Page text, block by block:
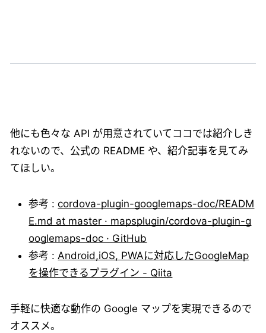
他にも色々な API が用意されていてココでは紹介しき
れないので、公式の README や、紹介記事を見てみ
てほしい。
参考 :cordova-plugin-googlemaps-doc/READM
E.md at master · mapsplugin/cordova-plugin-g
ooglemaps-doc · GitHub
参考 :Android,iOS, PWAに対応したGoogleMap
を操作できるプラグイン - Qiita
手軽に快適な動作の Google マップを実現できるので
オススメ。